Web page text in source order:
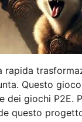
rapida
Questo
giochi P2E.
questo